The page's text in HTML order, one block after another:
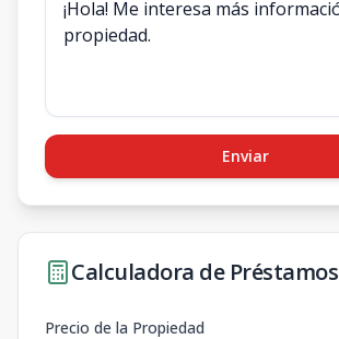
Enviar
Calculadora de Préstamos
Precio de la Propiedad